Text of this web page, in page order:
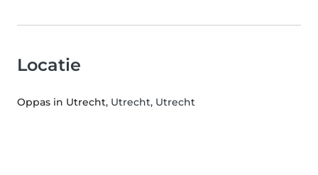
Locatie
Oppas in Utrecht, Utrecht, Utrecht